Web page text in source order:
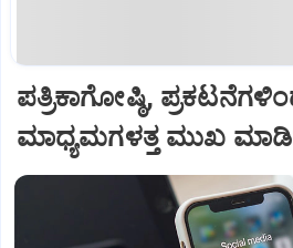
ಪತ್ರಿಕಾಗೋಷ್ಠಿ,
ಮಾಧ್ಯಮಗಳತ್ತ ಮುಖ